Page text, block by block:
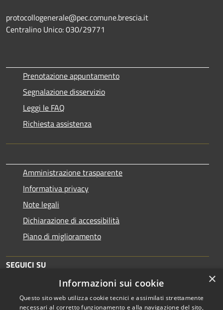
protocollogenerale@pec.comune.brescia.it
Centralino Unico: 030/29771
Prenotazione appuntamento
Segnalazione disservizio
Leggi le FAQ
Richiesta assistenza
Amministrazione trasparente
Informativa privacy
Note legali
Dichiarazione di accessibilità
Piano di miglioramento
SEGUICI SU
×
Informazioni sui cookie
Questo sito web utilizza cookie tecnici e assimilati strettamente
necessari al corretto funzionamento e alla navigazione del sito,